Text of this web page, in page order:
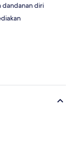
dandanan diri